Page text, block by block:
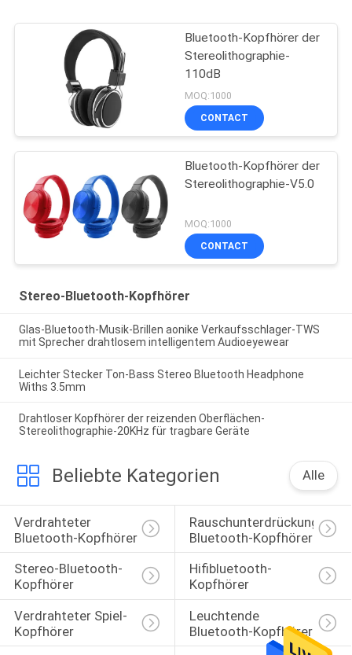
Bluetooth-Kopfhörer der
Stereolithographie-
110dB
MOQ:1000
CONTACT
Bluetooth-Kopfhörer der
Stereolithographie-V5.0
MOQ:1000
CONTACT
Stereo-Bluetooth-Kopfhörer
Glas-Bluetooth-Musik-Brillen aonike Verkaufsschlager-TWS
mit Sprecher drahtlosem intelligentem Audioeyewear
Leichter Stecker Ton-Bass Stereo Bluetooth Headphone
Withs 3.5mm
Drahtloser Kopfhörer der reizenden Oberflächen-
Stereolithographie-20KHz für tragbare Geräte
Beliebte Kategorien Alle
Verdrahteter
Bluetooth-Kopfhörer
Rauschunterdrückungs-
Bluetooth-Kopfhörer
Stereo-Bluetooth-
Kopfhörer
Hifibluetooth-
Kopfhörer
Verdrahteter Spiel-
Kopfhörer
Leuchtende
Bluetooth-Kopfhörer